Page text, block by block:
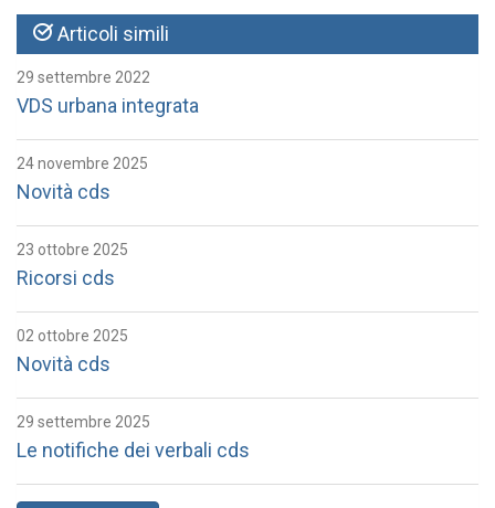
Articoli simili
29 settembre 2022
VDS urbana integrata
24 novembre 2025
Novità cds
23 ottobre 2025
Ricorsi cds
02 ottobre 2025
Novità cds
29 settembre 2025
Le notifiche dei verbali cds